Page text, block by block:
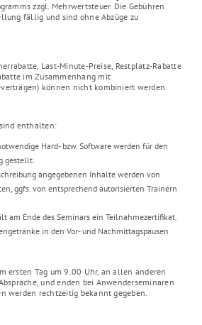
zzgl. Mehrwertsteuer. Die Gebühren
fällig und sind ohne Abzüge zu
Last-Minute-Preise, Restplatz-Rabatte
im Zusammenhang mit
können nicht kombiniert werden.
enthalten:
Hard- bzw. Software werden für den
gestellt.
angegebenen Inhalte werden von
ggfs. von entsprechend autorisierten Trainern
am Ende des Seminars ein Teilnahmezertifikat.
in den Vor- und Nachmittagspausen
ersten Tag um 9.00 Uhr, an allen anderen
und enden bei Anwenderseminaren
werden rechtzeitig bekannt gegeben.